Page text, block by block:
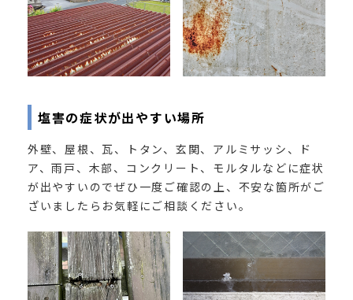
塩害の症状が出やすい場所
外壁、屋根、瓦、トタン、玄関、アルミサッシ、ド
ア、雨戸、木部、コンクリート、モルタルなどに症状
が出やすいのでぜひ一度ご確認の上、不安な箇所がご
ざいましたらお気軽にご相談ください。